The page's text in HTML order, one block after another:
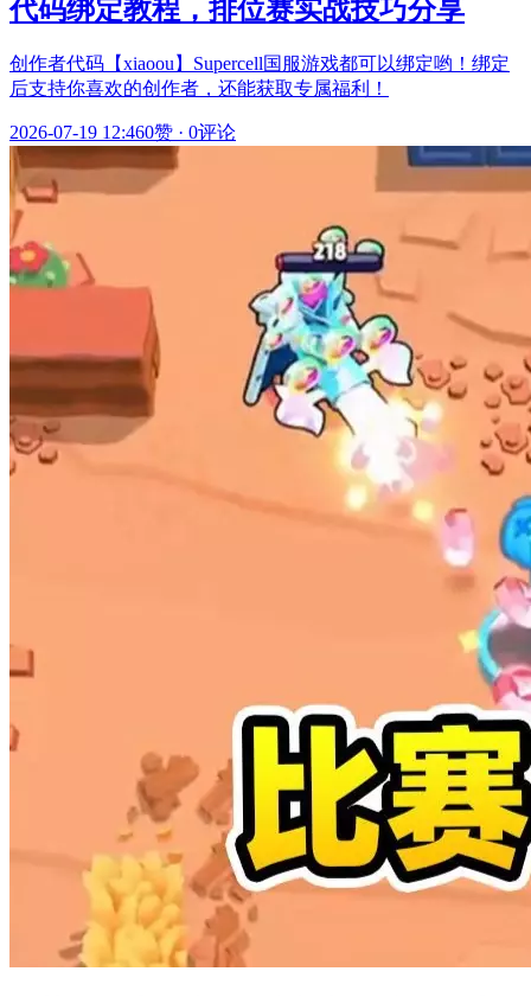
代码绑定教程，排位赛实战技巧分享
创作者代码【xiaoou】Supercell国服游戏都可以绑定哟！绑定
后支持你喜欢的创作者，还能获取专属福利！
2026-07-19 12:460赞 · 0评论